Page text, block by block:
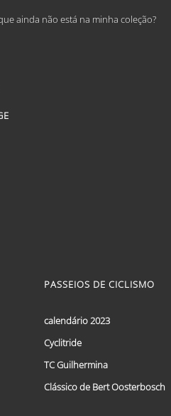
ainda não está na minha coleção?
PASSEIOS DE CICLISMO
calendário 2023
Cyclitride
TC Guilhermina
Clássico de Bert Oosterbosch